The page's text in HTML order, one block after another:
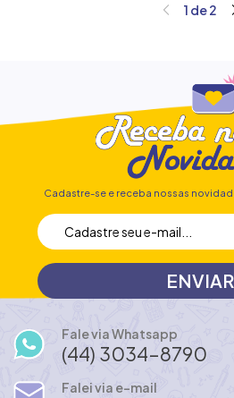
1 de2
Cadastre-se e receba nossas
Fale via Whatsapp
(44) 3034-8790
Falei via e-mail